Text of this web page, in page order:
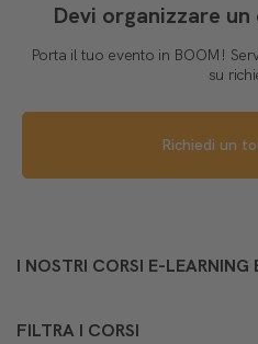
Devi organizzare
Porta il tuo evento in BOOM!
su
Richiedi un
I NOSTRI CORSI E-LEARNING
FILTRA I CORSI